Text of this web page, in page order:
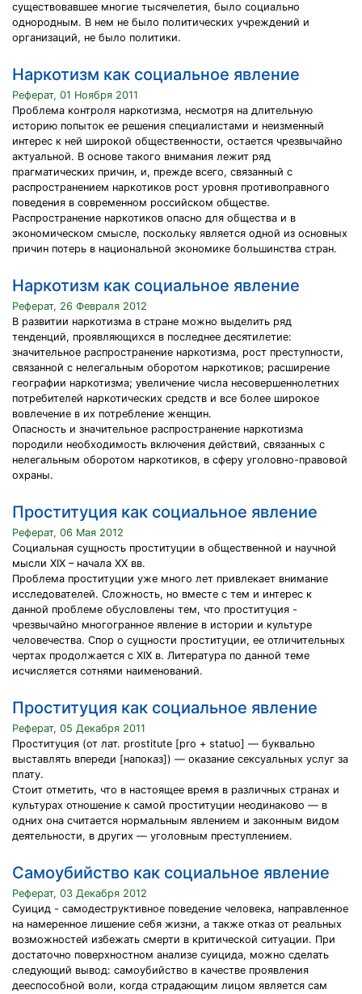
существовавшее многие тысячелетия, было социально
однородным. В нем не было политических учреждений и
организаций, не было политики.
Наркотизм как социальное явление
Реферат, 01 Ноября 2011
Проблема контроля наркотизма, несмотря на длительную
историю попыток ее решения специалистами и неизменный
интерес к ней широкой общественности, остается чрезвычайно
актуальной. В основе такого внимания лежит ряд
прагматических причин, и, прежде всего, связанный с
распространением наркотиков рост уровня противоправного
поведения в современном российском обществе.
Распространение наркотиков опасно для общества и в
экономическом смысле, поскольку является одной из основных
причин потерь в национальной экономике большинства стран.
Наркотизм как социальное явление
Реферат, 26 Февраля 2012
В развитии наркотизма в стране можно выделить ряд
тенденций, проявляющихся в последнее десятилетие:
значительное распространение наркотизма, рост преступности,
связанной с нелегальным оборотом наркотиков; расширение
географии наркотизма; увеличение числа несовершеннолетних
потребителей наркотических средств и все более широкое
вовлечение в их потребление женщин.
Опасность и значительное распространение наркотизма
породили необходимость включения действий, связанных с
нелегальным оборотом наркотиков, в сферу уголовно-правовой
охраны.
Проституция как социальное явление
Реферат, 06 Мая 2012
Социальная сущность проституции в общественной и научной
мысли XIX – начала ХХ вв.
Проблема проституции уже много лет привлекает внимание
исследователей. Сложность, но вместе с тем и интерес к
данной проблеме обусловлены тем, что проституция -
чрезвычайно многогранное явление в истории и культуре
человечества. Спор о сущности проституции, ее отличительных
чертах продолжается с XIX в. Литература по данной теме
исчисляется сотнями наименований.
Проституция как социальное явление
Реферат, 05 Декабря 2011
Проституция (от лат. prostitute [pro + statuo] — буквально
выставлять впереди [напоказ]) — оказание сексуальных услуг за
плату.
Стоит отметить, что в настоящее время в различных странах и
культурах отношение к самой проституции неодинаково — в
одних она считается нормальным явлением и законным видом
деятельности, в других — уголовным преступлением.
Самоубийство как социальное явление
Реферат, 03 Декабря 2012
Суицид - самодеструктивное поведение человека, направленное
на намеренное лишение себя жизни, а также отказ от реальных
возможностей избежать смерти в критической ситуации. При
достаточно поверхностном анализе суицида, можно сделать
следующий вывод: самоубийство в качестве проявления
дееспособной воли, когда страдающим лицом является сам